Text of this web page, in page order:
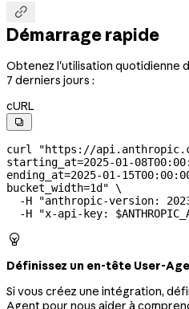

Démarrage rapide
Obtenez l'utilisation quotidienne
7 derniers jours :
cURL

curl "https://
starting_at=2025-01-
ending_at=2025-01-
bucket_width=1d" \
  -H
"anthropic-version:
  -H
"x-api-key:

Définissez un en-tête User-
Si vous créez une intégration,
Agent pour nous aider à